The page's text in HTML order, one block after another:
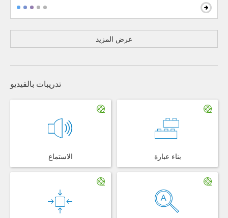
عرض المزيد
تدريبات بالفيديو
الاستماع بناء عبارة